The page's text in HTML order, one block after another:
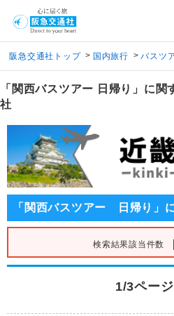
阪急交通社トップ > 国内旅行 > バスツ
「関西バスツアー 日帰り」に
社
「関西バスツアー 日帰り」
検索結果該当件数 ｜
1/3ページ